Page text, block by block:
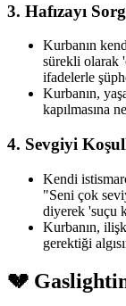
3. Hafızayı
Kurbanın
sürekli olarak
ifadelerle
Kurbanın,
kapılmasına
4. Sevgiyi
Kendi
"Seni çok
diyerek 'suçu
Kurbanın,
gerektiği
💔